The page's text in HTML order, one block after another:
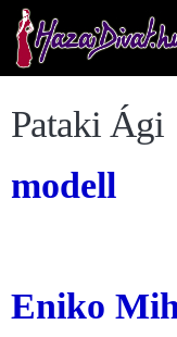
Pataki Ági
modell
Eniko